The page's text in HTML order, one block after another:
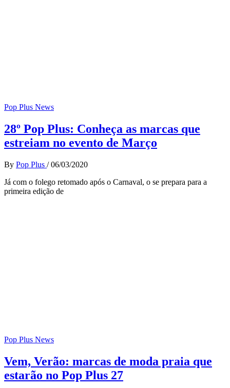
Pop Plus News
28º Pop Plus: Conheça as marcas que
estreiam no evento de Março
By Pop Plus / 06/03/2020
Já com o folego retomado após o Carnaval, o se prepara para a
primeira edição de
Pop Plus News
Vem, Verão: marcas de moda praia que
estarão no Pop Plus 27